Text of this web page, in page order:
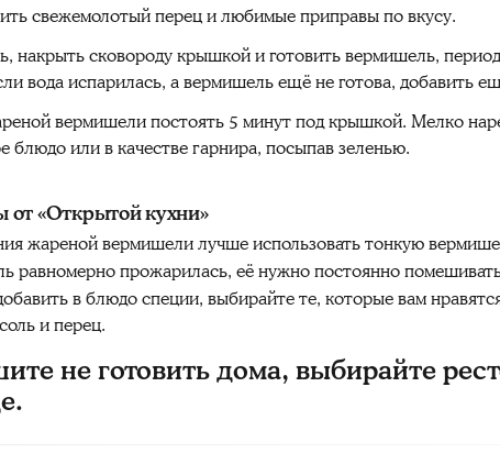
свежемолотый перец и любимые приправы по вкусу.
накрыть сковороду крышкой и готовить вермишель,
вода испарилась, а вермишель ещё не готова, добавить
вермишели постоять 5 минут под крышкой. Мелко
блюдо или в качестве гарнира, посыпав зеленью.
от «Открытой кухни»
жареной вермишели лучше использовать тонкую
равномерно прожарилась, её нужно постоянно
в блюдо специи, выбирайте те, которые вам
и перец.
не готовить дома, выбирайте